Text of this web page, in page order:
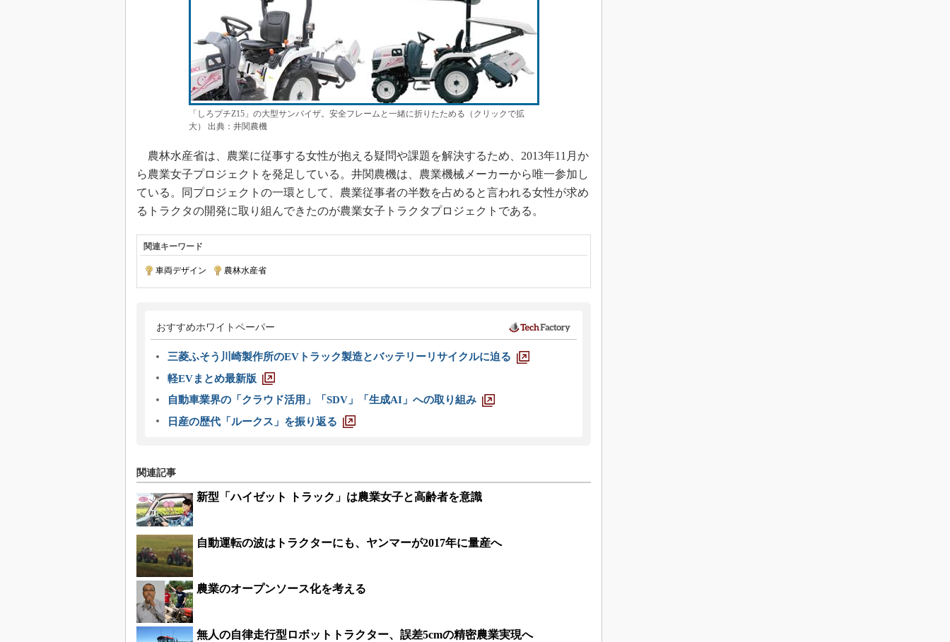
「しろプチZ15」の大型サンバイザ。安全フレームと一緒に折りたためる（クリックで拡
大） 出典：井関農機
農林水産省は、農業に従事する女性が抱える疑問や課題を解決するため、2013年11月か
ら農業女子プロジェクトを発足している。井関農機は、農業機械メーカーから唯一参加し
ている。同プロジェクトの一環として、農業従事者の半数を占めると言われる女性が求め
るトラクタの開発に取り組んできたのが農業女子トラクタプロジェクトである。
関連キーワード
車両デザイン 農林水産省
おすすめホワイトペーパー
三菱ふそう川崎製作所のEVトラック製造とバッテリーリサイクルに迫る
軽EVまとめ最新版
自動車業界の「クラウド活用」「SDV」「生成AI」への取り組み
日産の歴代「ルークス」を振り返る
関連記事
新型「ハイゼット トラック」は農業女子と高齢者を意識
自動運転の波はトラクターにも、ヤンマーが2017年に量産へ
農業のオープンソース化を考える
無人の自律走行型ロボットトラクター、誤差5cmの精密農業実現へ